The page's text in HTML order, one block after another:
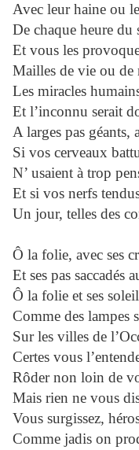
Avec leur haine ou
De chaque heure du
Et vous les
Mailles de vie ou de
Les miracles
Et l’inconnu serait
A larges pas géants,
Si vos cerveaux
N’ usaient à trop
Et si vos nerfs
Un jour, telles des
Ô la folie, avec ses
Et ses pas saccadés
Ô la folie et ses
Comme des lampes
Sur les villes de
Certes vous
Rôder non loin de
Mais rien ne vous
Vous surgissez,
Comme jadis on